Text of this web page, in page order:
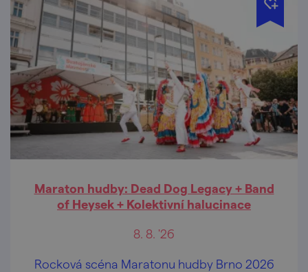
Maraton hudby: Dead Dog Legacy + Band
of Heysek + Kolektivní halucinace
8. 8. '26
Rocková scéna Maratonu hudby Brno 2026